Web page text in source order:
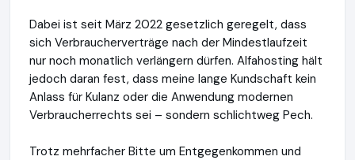
Dabei ist seit März 2022 gesetzlich geregelt, dass
sich Verbraucherverträge nach der Mindestlaufzeit
nur noch monatlich verlängern dürfen. Alfahosting hält
jedoch daran fest, dass meine lange Kundschaft kein
Anlass für Kulanz oder die Anwendung modernen
Verbraucherrechts sei – sondern schlichtweg Pech.
Trotz mehrfacher Bitte um Entgegenkommen und